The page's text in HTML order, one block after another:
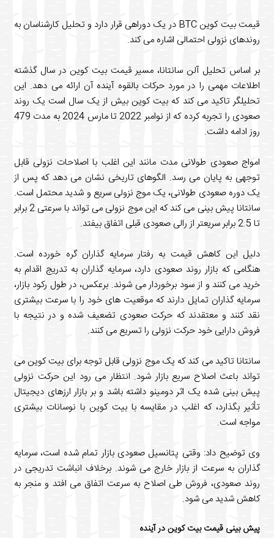
قیمت بیت کوین BTC در یک دوراهی قرار دارد و تحلیل کارشناسان به
نزولی احتمالی اشاره می کند.
تحلیل آلن سانتانا، مسیر قیمت بیت کوین در سال گذشته
مهمی را در مورد حرکات بالقوه آینده آن ارائه می دهد. این
تاکید می کند که بیت کوین بیش از یک سال است یک روند
صعودی را تجربه کرده که از نوامبر 2022 تا مارس 2024 به مدت 479
داشت.
صعودی طولانی مدت مانند این اغلب با اصلاحات نزولی قابل
به پایان می رسد. الگوهای تاریخی نشان می دهد که پس از
صعودی طولانی، یک موج نزولی سریع و شدید محتمل است.
سانتانا پیش بینی می کند که این موج نزولی می تواند با سرعتی 2 برابر
این کاهش قیمت به رفتار سرمایه گذاران گره خورده است.
که بازار روند صعودی دارد، سرمایه گذاران به تدریج اقدام به
می کنند و از سود برخوردار می شوند. برعکس، در طول رکود بازار،
گذاران تمایل دارند که موقعیت های خود را با سرعت بیشتری
کنند و معتقدند که حرکت صعودی تضعیف شده و در نتیجه با
دارایی خود حرکت نزولی را تسریع می کنند.
تاکید می کند که یک موج نزولی قابل توجه برای بیت کوین می
باعث اصلاح سریع بازار شود. انتظار می رود این حرکت نزولی
بینی شده یک اثر دومینو داشته باشد و بر بازار ارزهای دیجیتال
بگذارد، که اغلب در مقایسه با بیت کوین با نوسانات بیشتری
است.
داد: وقتی پتانسیل صعودی بازار تمام شده است، سرمایه
به سرعت از بازار خارج می شوند. برخلاف انباشت تدریجی در
صعودی، فروش طی اصلاح به سرعت اتفاق می افتد و منجر به
شدید می شود.
قیمت بیت کوین در آینده